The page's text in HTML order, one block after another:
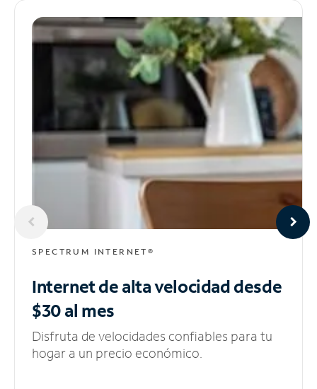
SPECTRUM INTERNET®
Internet de alta velocidaddesde
$30 al mes
Disfruta de velocidades confiables para tu
hogar a un precio económico.